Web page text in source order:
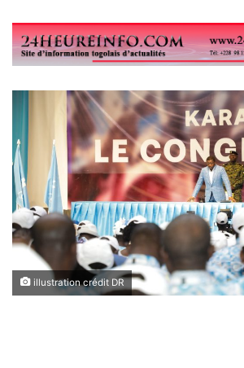
illustration crédit DR